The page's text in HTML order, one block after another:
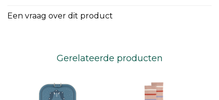
Een vraag over dit product
Gerelateerde producten